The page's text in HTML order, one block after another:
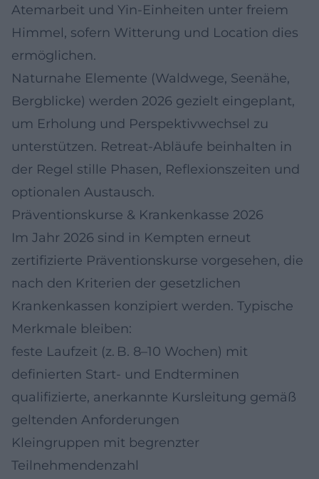
Atemarbeit und Yin‑Einheiten unter freiem
Himmel, sofern Witterung und Location dies
ermöglichen.
Naturnahe Elemente (Waldwege, Seenähe,
Bergblicke) werden 2026 gezielt eingeplant,
um Erholung und Perspektivwechsel zu
unterstützen. Retreat‑Abläufe beinhalten in
der Regel stille Phasen, Reflexionszeiten und
optionalen Austausch.
Präventionskurse & Krankenkasse 2026
Im Jahr 2026 sind in Kempten erneut
zertifizierte Präventionskurse vorgesehen, die
nach den Kriterien der gesetzlichen
Krankenkassen konzipiert werden. Typische
Merkmale bleiben:
feste Laufzeit (z. B. 8–10 Wochen) mit
definierten Start- und Endterminen
qualifizierte, anerkannte Kursleitung gemäß
geltenden Anforderungen
Kleingruppen mit begrenzter
Teilnehmendenzahl